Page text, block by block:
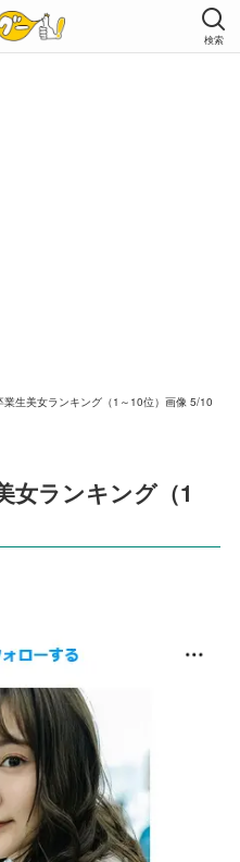
検索
業生美女ランキング（1～10位）画像 5/10
女ランキング（1